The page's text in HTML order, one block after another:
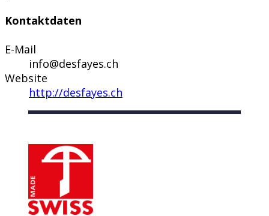
Kontaktdaten
E-Mail
info@desfayes.ch
Website
http://desfayes.ch